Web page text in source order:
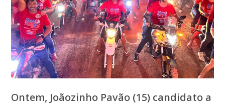
Ontem, Joãozinho Pavão (15) candidato a